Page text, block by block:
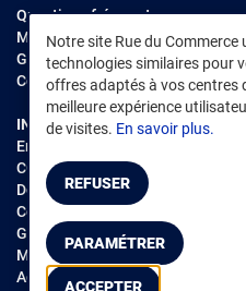
Questions fréquentes
Modes de règlements
Garantie et retours
Contacter Rue du Commerce
INFORMATIONS LÉGALES
Environnement
CGV /CGU Marketplace
Données personnelles
Cookies
Gérer mes cookies
Mentions légales
Accessibilité : non conforme
Notre site Rue du Commerce
technologies similaires pour
offres adaptés à vos centres
meilleure expérience
de visites. En savoir plus.
REFUSER
PARAMÉTRER
ACCEPTER